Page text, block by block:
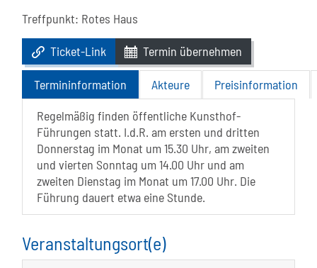
Treffpunkt: Rotes Haus
Ticket-Link Termin übernehmen
Termininformation Akteure
Preisinformation
Regelmäßig finden öffentliche Kunsthof-
Führungen statt. I.d.R. am ersten und dritten
Donnerstag im Monat um 15.30 Uhr, am zweiten
und vierten Sonntag um 14.00 Uhr und am
zweiten Dienstag im Monat um 17.00 Uhr. Die
Führung dauert etwa eine Stunde.
Veranstaltungsort(e)